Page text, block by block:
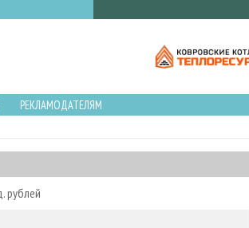
РЕКЛАМОДАТЕЛЯМ
рублей